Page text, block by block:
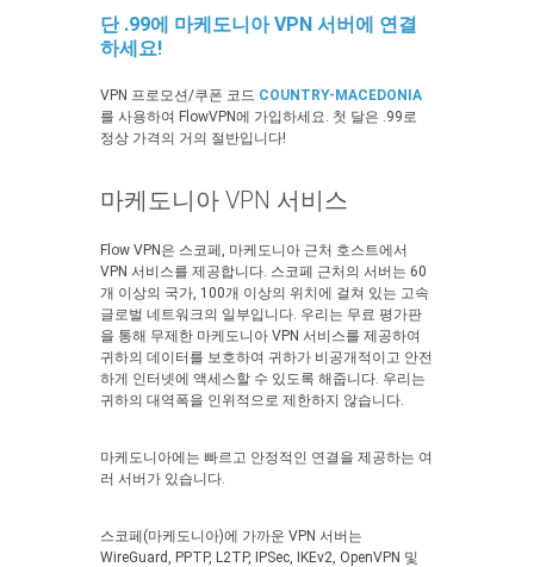
단 .99에 마케도니아 VPN 서버에 연결
하세요!
VPN 프로모션/쿠폰 코드 COUNTRY-MACEDONIA
를 사용하여 FlowVPN에 가입하세요. 첫 달은 .99로
정상 가격의 거의 절반입니다!
마케도니아 VPN 서비스
Flow VPN은 스코페, 마케도니아 근처 호스트에서
VPN 서비스를 제공합니다. 스코페 근처의 서버는 60
개 이상의 국가, 100개 이상의 위치에 걸쳐 있는 고속
글로벌 네트워크의 일부입니다. 우리는 무료 평가판
을 통해 무제한 마케도니아 VPN 서비스를 제공하여
귀하의 데이터를 보호하여 귀하가 비공개적이고 안전
하게 인터넷에 액세스할 수 있도록 해줍니다. 우리는
귀하의 대역폭을 인위적으로 제한하지 않습니다.
마케도니아에는 빠르고 안정적인 연결을 제공하는 여
러 서버가 있습니다.
스코페(마케도니아)에 가까운 VPN 서버는
WireGuard, PPTP, L2TP, IPSec, IKEv2, OpenVPN 및